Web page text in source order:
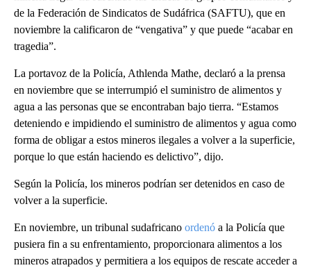
de la Federación de Sindicatos de Sudáfrica (SAFTU), que en
noviembre la calificaron de “vengativa” y que puede “acabar en
tragedia”.
La portavoz de la Policía, Athlenda Mathe, declaró a la prensa
en noviembre que se interrumpió el suministro de alimentos y
agua a las personas que se encontraban bajo tierra. “Estamos
deteniendo e impidiendo el suministro de alimentos y agua como
forma de obligar a estos mineros ilegales a volver a la superficie,
porque lo que están haciendo es delictivo”, dijo.
Según la Policía, los mineros podrían ser detenidos en caso de
volver a la superficie.
En noviembre, un tribunal sudafricano ordenó a la Policía que
pusiera fin a su enfrentamiento, proporcionara alimentos a los
mineros atrapados y permitiera a los equipos de rescate acceder a